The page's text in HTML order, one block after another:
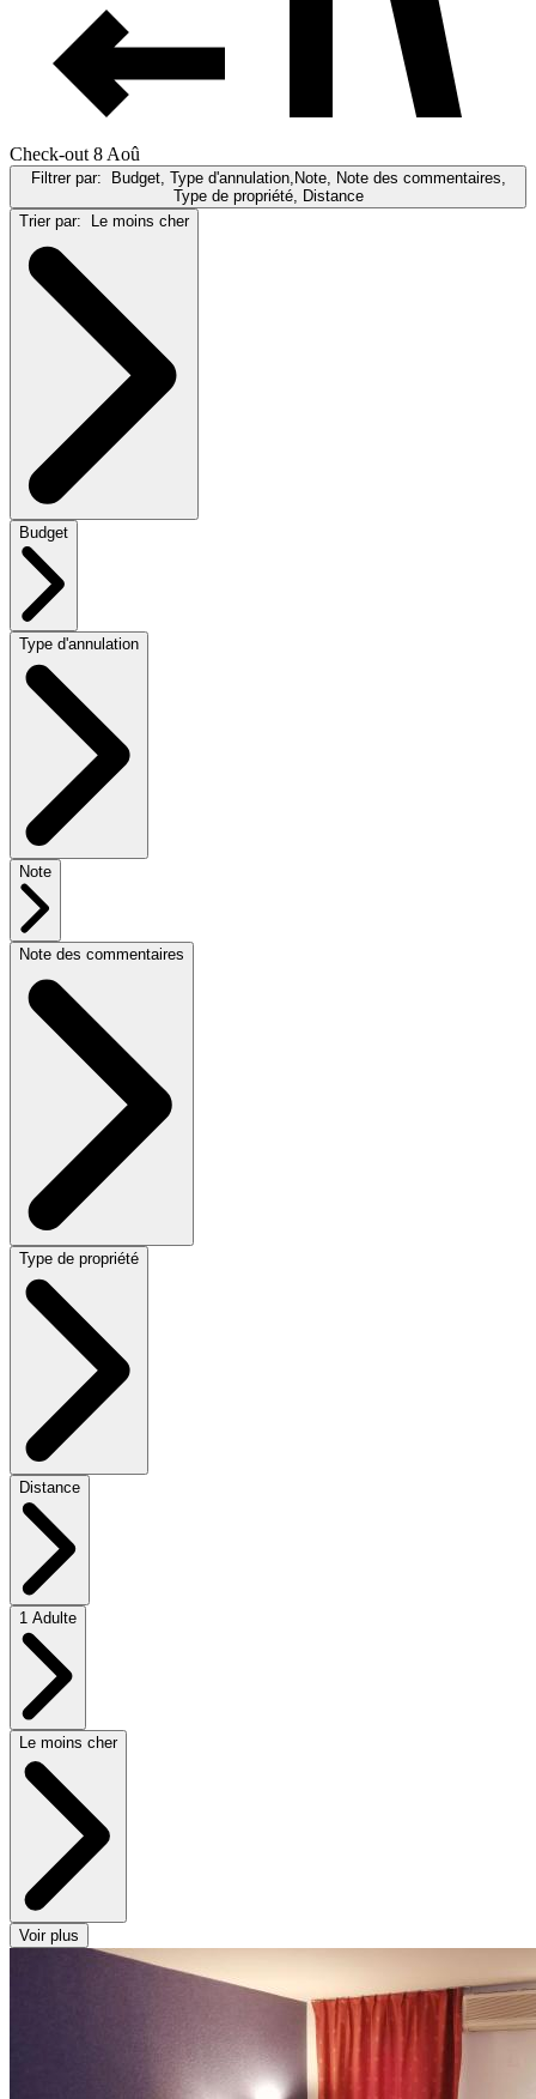
Check-out 8 Aoû
Filtrer par: Budget, Type d'annulation,Note, Note des commentaires,
Type de propriété, Distance
Trier par: Le moins cher
Budget
Type d'annulation
Note
Note des commentaires
Type de propriété
Distance
1 Adulte
Le moins cher
Voir plus